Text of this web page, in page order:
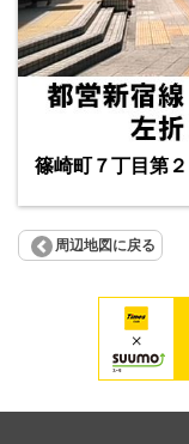
篠崎町７丁目第２
周辺地図に戻る